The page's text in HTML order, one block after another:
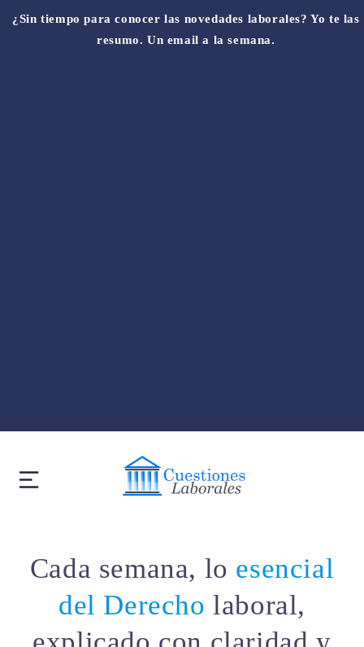
¿Sin tiempo para conocer las novedades laborales? Yo te las
resumo. Un email a la semana.
Cada semana, lo esencial
del Derecho laboral,